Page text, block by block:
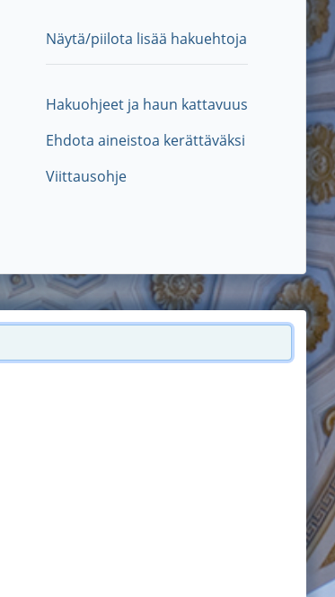
Näytä/piilota lisää hakuehtoja
Hakuohjeet ja haun kattavuus
Ehdota aineistoa kerättäväksi
Viittausohje